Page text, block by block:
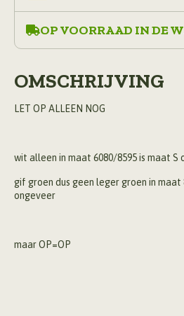
OP VOORRAAD IN DE
OMSCHRIJVING
LET OP ALLEEN NOG
wit alleen in maat 6080/8595 is maat S
gif groen dus geen leger groen in maat
ongeveer
maar OP=OP